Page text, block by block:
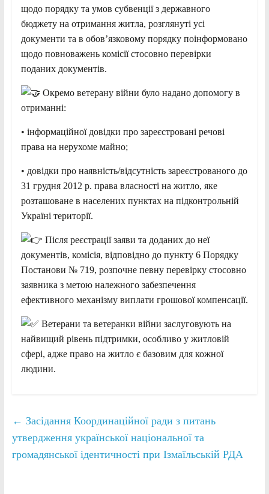
щодо порядку та умов субвенції з державного
бюджету на отримання житла, розглянуті усі
документи та в обов’язковому порядку поінформовано
щодо повноважень комісії стосовно перевірки
поданих документів.
Окремо ветерану війни було надано допомогу в
отриманні:
• інформаційної довідки про зареєстровані речові
права на нерухоме майно;
• довідки про наявність/відсутність зареєстрованого до
31 грудня 2012 р. права власності на житло, яке
розташоване в населених пунктах на підконтрольній
Україні території.
Після реєстрації заяви та доданих до неї
документів, комісія, відповідно до пункту 6 Порядку
Постанови № 719, розпочне певну перевірку стосовно
заявника з метою належного забезпечення
ефективного механізму виплати грошової компенсації.
Ветерани та ветеранки війни заслуговують на
найвищий рівень підтримки, особливо у житловій
сфері, адже право на житло є базовим для кожної
людини.
← Засідання Координаційної ради з питань
утвердження української національної та
громадянської ідентичності при Ізмаїльській РДА